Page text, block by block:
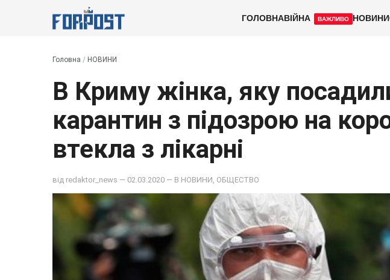
ГОЛОВНАВІЙНА ВАЖЛИВО НОВИНИ
Головна / НОВИНИ
В Криму жінка, яку
карантин з підозрою на
втекла з лікарні
від redaktor_news — 02.03.2020 — В НОВИНИ ОБЩЕСТВО